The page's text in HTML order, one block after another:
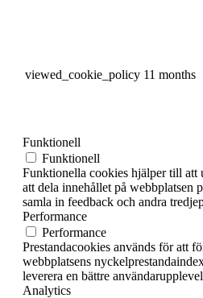
viewed_cookie_policy 11 months
Funktionell
Funktionell
Funktionella cookies hjälper till att
att dela innehållet på webbplatsen
samla in feedback och andra
Performance
Performance
Prestandacookies används för att
webbplatsens
leverera en bättre
Analytics